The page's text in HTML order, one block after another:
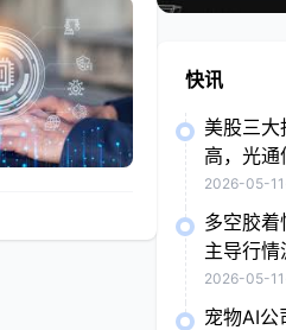
快讯
美股三大
高，光
2026-05-11
多空胶
主导行情
2026-05-11
宠物AI公